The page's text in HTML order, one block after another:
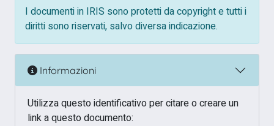
I documenti in IRIS sono protetti da copyright e tutti i
diritti sono riservati, salvo diversa indicazione.
Informazioni
Utilizza questo identificativo per citare o creare un
link a questo documento: